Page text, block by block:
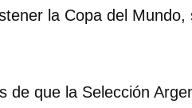
la Copa del
de que la Selección